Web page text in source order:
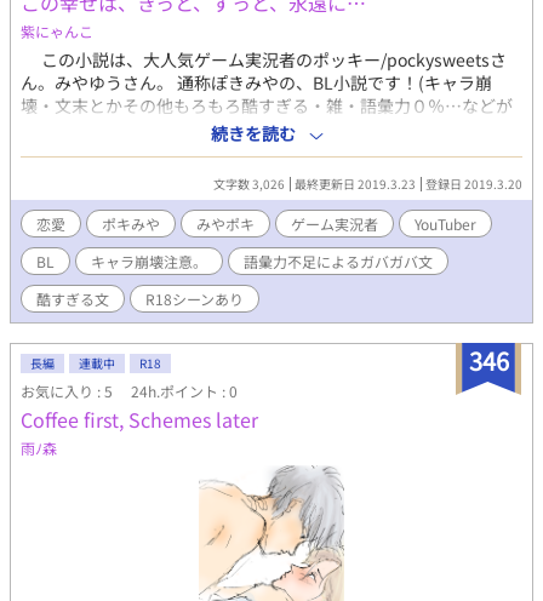
紫にゃんこ
この小説は、大人気ゲーム実況者のポッキー/pockysweetsさ
ん。みやゆうさん。 通称ぽきみやの、BL小説です！(キャラ崩
壊・文末とかその他もろもろ酷すぎる・雑・語彙力０％…などが
ありますが、ご了承ください…) 多分、いや、確定でいつかR18
要素入ります。例えばセックｓ…おっと、誰か来たようだ。 (や
りたかっただけｗ) 最初は、高校の入学式から始まります！
コミュ障で怖がり (高校の時はホラー系が苦手という設定です。現
在はホラゲーめちゃくちゃに大好きですｗ) で陰キャ…だけど、イ
ケメンで可愛いくて心優しいポキさん（右固定にきまってるだろ
ぉ） と、実は変態でロリコン（？）らしい…けど、陽キャで、心
優しくて、イケメンのみやゆうさん(左固定ですねｗ)が、一目惚
れして、どんどん距離を近づけて行く…という感じです！ 良か
続きを読む
文字数 3,026 最終更新日 2019.3.23 登録日 2019.3.20
恋愛 ポキみや みやポキ ゲーム実況者
YouTuber
BL
キャラ崩壊注意。
語彙力不足によるガバガバ文
酷すぎる文
R18シーンあり
346
長編 連載中 R18
お気に入り : 5 24h.ポイント : 0
Coffee first, Schemes later
雨ﾉ森